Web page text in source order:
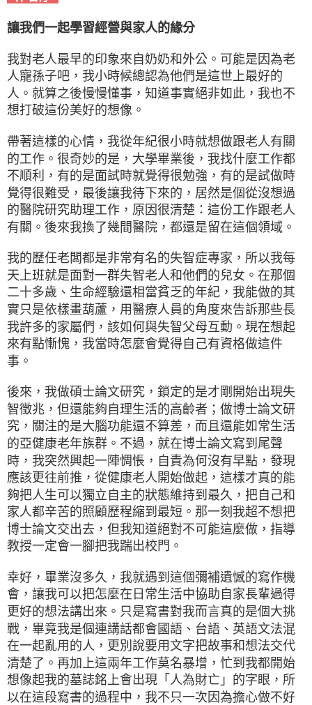
讓我們一起學習經營與家人的緣分
我對老人最早的印象來自奶奶和外公。可能是因為老
人寵孫子吧，我小時候總認為他們是這世上最好的
人。就算之後慢慢懂事，知道事實絕非如此，我也不
想打破這份美好的想像。
帶著這樣的心情，我從年紀很小時就想做跟老人有關
的工作。很奇妙的是，大學畢業後，我找什麼工作都
不順利，有的是面試時就覺得很勉強，有的是試做時
覺得很難受，最後讓我待下來的，居然是個從沒想過
的醫院研究助理工作，原因很清楚：這份工作跟老人
有關。後來我換了幾間醫院，都還是留在這個領域。
我的歷任老闆都是非常有名的失智症專家，所以我每
天上班就是面對一群失智老人和他們的兒女。在那個
二十多歲、生命經驗還相當貧乏的年紀，我能做的其
實只是依樣畫葫蘆，用醫療人員的角度來告訴那些長
我許多的家屬們，該如何與失智父母互動。現在想起
來有點慚愧，我當時怎麼會覺得自己有資格做這件
事。
後來，我做碩士論文研究，鎖定的是才剛開始出現失
智徵兆，但還能夠自理生活的高齡者；做博士論文研
究，關注的是大腦功能還不算差，而且還能如常生活
的亞健康老年族群。不過，就在博士論文寫到尾聲
時，我突然興起一陣惆悵，自責為何沒有早點，發現
應該更往前推，從健康老人開始做起，這樣才真的能
夠把人生可以獨立自主的狀態維持到最久，把自己和
家人都辛苦的照顧歷程縮到最短。那一刻我超不想把
博士論文交出去，但我知道絕對不可能這麼做，指導
教授一定會一腳把我踹出校門。
幸好，畢業沒多久，我就遇到這個彌補遺憾的寫作機
會，讓我可以把怎麼在日常生活中協助自家長輩過得
更好的想法講出來。只是寫書對我而言真的是個大挑
戰，畢竟我是個連講話都會國語、台語、英語文法混
在一起亂用的人，更別說要用文字把故事和想法交代
清楚了。再加上這兩年工作莫名暴增，忙到我都開始
想像起我的墓誌銘上會出現「人為財亡」的字眼，所
以在這段寫書的過程中，我不只一次因為擔心做不好